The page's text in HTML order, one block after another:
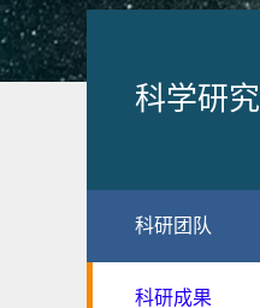
科学研究
科研团队
科研成果